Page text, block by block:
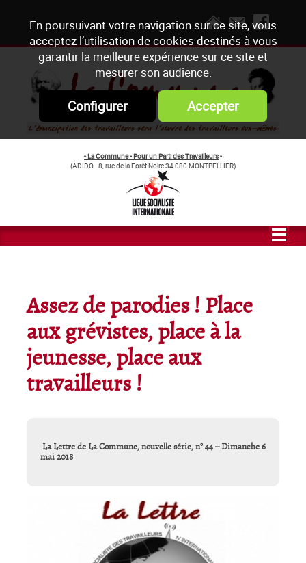
En poursuivant votre navigation sur ce site, vous
acceptez l’utilisation de cookies destinés à vous
garantir la meilleure expérience sur ce site et
mesurer son audience.
Configurer Accepter
- La Commune - Pour un Parti des Travailleurs-
(ADIDO - 8, rue de la Forêt Noire 34 080 MONTPELLIER)
Assez de parodies ! Place
aux grévistes, place à la
jeunesse, place aux
travailleurs !
La Lettre de La Commune, nouvelle série, n° 44 – Dimanche 6
mai 2018